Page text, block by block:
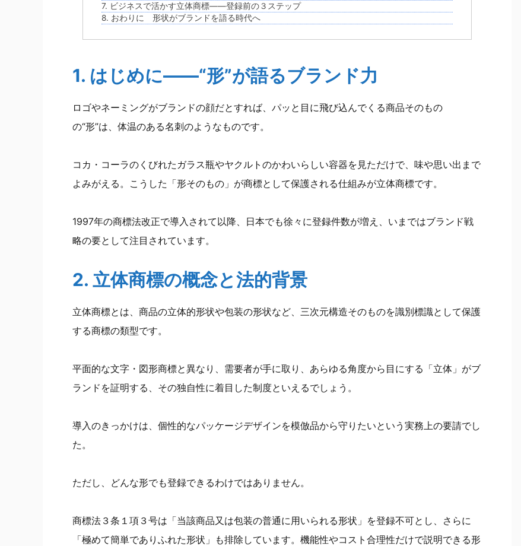
7. ビジネスで活かす立体商標——登録前の３ステップ
8. おわりに 形状がブランドを語る時代へ
1. はじめに——“形”が語るブランド力
ロゴやネーミングがブランドの顔だとすれば、パッと目に飛び込んでくる商品そのもの
の“形”は、体温のある名刺のようなものです。
コカ・コーラのくびれたガラス瓶やヤクルトのかわいらしい容器を見ただけで、味や思い出まで
よみがえる。こうした「形そのもの」が商標として保護される仕組みが立体商標です。
1997年の商標法改正で導入されて以降、日本でも徐々に登録件数が増え、いまではブランド戦
略の要として注目されています。
2. 立体商標の概念と法的背景
立体商標とは、商品の立体的形状や包装の形状など、三次元構造そのものを識別標識として保護
する商標の類型です。
平面的な文字・図形商標と異なり、需要者が手に取り、あらゆる角度から目にする「立体」がブ
ランドを証明する、その独自性に着目した制度といえるでしょう。
導入のきっかけは、個性的なパッケージデザインを模倣品から守りたいという実務上の要請でし
た。
ただし、どんな形でも登録できるわけではありません。
商標法３条１項３号は「当該商品又は包装の普通に用いられる形状」を登録不可とし、さらに
「極めて簡単でありふれた形状」も排除しています。機能性やコスト合理性だけで説明できる形